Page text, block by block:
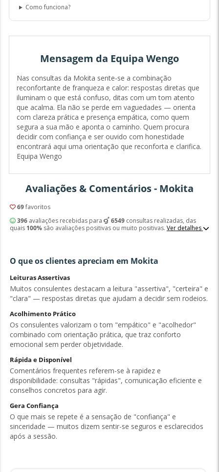
Como funciona?
Mensagem da Equipa Wengo
Nas consultas da Mokita sente-se a combinação
reconfortante de franqueza e calor: respostas diretas que
iluminam o que está confuso, ditas com um tom atento
que acalma. Ela não se perde em vaguedades — orienta
com clareza prática e presença empática, como quem
segura a sua mão e aponta o caminho. Quem procura
decidir com confiança e ser ouvido com honestidade
encontrará aqui uma orientação que reconforta e clarifica.
Equipa Wengo
Avaliações & Comentários - Mokita
69favoritos
396avaliações recebidas para 6549consultas realizadas, das
quais 100%são avaliações positivas ou muito positivas. Ver detalhes
O que os clientes apreciam em Mokita
Leituras Assertivas
Muitos consulentes destacam a leitura "assertiva", "certeira" e
"clara" — respostas diretas que ajudam a decidir sem rodeios.
Acolhimento Prático
Os consulentes valorizam o tom "empático" e "acolhedor"
combinado com orientação prática, que traz conforto
emocional sem perder objetividade.
Rápida e Disponível
Comentários frequentes referem-se à rapidez e
disponibilidade: consultas "rápidas", comunicação eficiente e
conselhos concretos para agir.
Gera Confiança
O que mais se repete é a sensação de "confiança" e
sinceridade — muitos dizem sentir-se seguros e esclarecidos
após a sessão.